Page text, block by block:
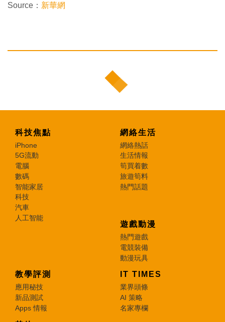
Source： 新華網
科技焦點
iPhone
5G流動
電腦
數碼
智能家居
科技
汽車
人工智能
網絡生活
網絡熱話
生活情報
筍買着數
旅遊筍料
熱門話題
遊戲動漫
熱門遊戲
電競裝備
動漫玩具
教學評測
應用秘技
新品測試
Apps 情報
IT TIMES
業界頭條
AI 策略
名家專欄